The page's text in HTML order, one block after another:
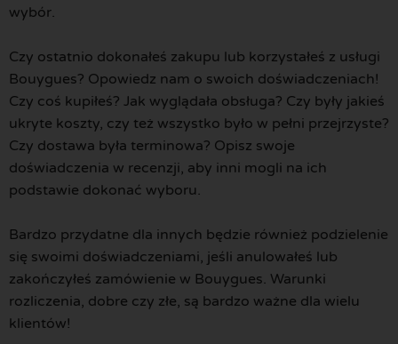
wybór.
Czy ostatnio dokonałeś zakupu lub korzystałeś z usługi
Bouygues? Opowiedz nam o swoich doświadczeniach!
Czy coś kupiłeś? Jak wyglądała obsługa? Czy były jakieś
ukryte koszty, czy też wszystko było w pełni przejrzyste?
Czy dostawa była terminowa? Opisz swoje
doświadczenia w recenzji, aby inni mogli na ich
podstawie dokonać wyboru.
Bardzo przydatne dla innych będzie również podzielenie
się swoimi doświadczeniami, jeśli anulowałeś lub
zakończyłeś zamówienie w Bouygues. Warunki
rozliczenia, dobre czy złe, są bardzo ważne dla wielu
klientów!